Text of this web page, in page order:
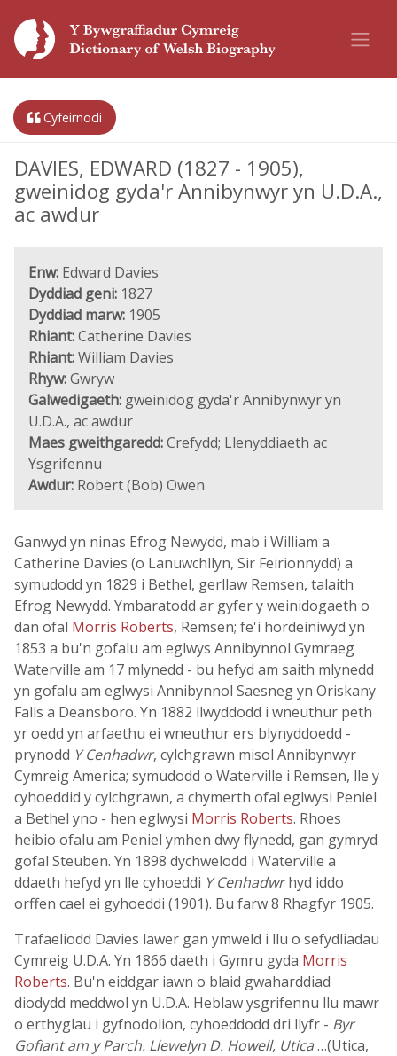
Cyfeirnodi
DAVIES, EDWARD (1827 - 1905),
gweinidog gyda'r Annibynwyr yn U.D.A.,
ac awdur
Enw: Edward Davies
Dyddiad geni: 1827
Dyddiad marw: 1905
Rhiant:Catherine Davies
Rhiant:William Davies
Rhyw:Gwryw
Galwedigaeth: gweinidog gyda'r Annibynwyr yn
U.D.A., ac awdur
Maes gweithgaredd:Crefydd; Llenyddiaeth ac
Ysgrifennu
Awdur: Robert (Bob) Owen
Ganwyd yn ninas Efrog Newydd, mab i William a
Catherine Davies (o Lanuwchllyn, Sir Feirionnydd) a
symudodd yn 1829 i Bethel, gerllaw Remsen, talaith
Efrog Newydd. Ymbaratodd ar gyfer y weinidogaeth o
dan ofal Morris Roberts, Remsen; fe'i hordeiniwyd yn
1853 a bu'n gofalu am eglwys Annibynnol Gymraeg
Waterville am 17 mlynedd - bu hefyd am saith mlynedd
yn gofalu am eglwysi Annibynnol Saesneg yn Oriskany
Falls a Deansboro. Yn 1882 llwyddodd i wneuthur peth
yr oedd yn arfaethu ei wneuthur ers blynyddoedd -
prynodd Y Cenhadwr, cylchgrawn misol Annibynwyr
Cymreig America; symudodd o Waterville i Remsen, lle y
cyhoeddid y cylchgrawn, a chymerth ofal eglwysi Peniel
a Bethel yno - hen eglwysi Morris Roberts. Rhoes
heibio ofalu am Peniel ymhen dwy flynedd, gan gymryd
gofal Steuben. Yn 1898 dychwelodd i Waterville a
ddaeth hefyd yn lle cyhoeddi Y Cenhadwrhyd iddo
orffen cael ei gyhoeddi (1901). Bu farw 8 Rhagfyr 1905.
Trafaeliodd Davies lawer gan ymweld i llu o sefydliadau
Cymreig U.D.A. Yn 1866 daeth i Gymru gyda Morris
Roberts. Bu'n eiddgar iawn o blaid gwaharddiad
diodydd meddwol yn U.D.A. Heblaw ysgrifennu llu mawr
o erthyglau i gyfnodolion, cyhoeddodd dri llyfr - Byr
Gofiant am y Parch. Llewelyn D. Howell, Utica…(Utica,